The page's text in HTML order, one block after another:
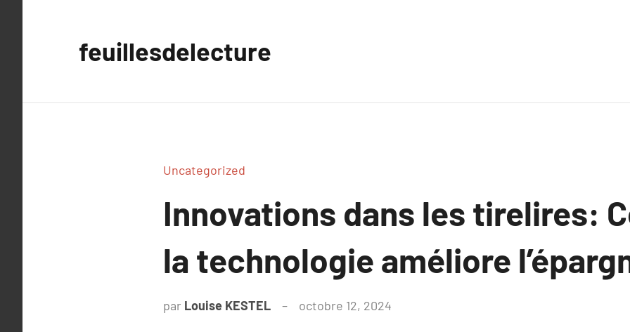
feuillesdelecture
Uncategorized
Innovations dans les tirelires:
la technologie améliore
par Louise KESTEL octobre 12, 2024